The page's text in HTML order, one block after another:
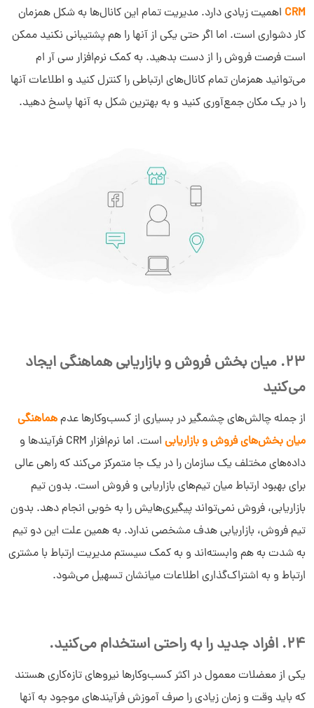
CRM اهمیت زیادی دارد. مدیریت تمام این کانال‌ها به شکل همزمان
کار دشواری است. اما اگر حتی یکی از آنها را هم پشتیبانی نکنید ممکن
است فرصت فروش را از دست بدهید. به کمک نرم‌افزار سی آر ام
می‌توانید همزمان تمام کانال‌های ارتباطی را کنترل کنید و اطلاعات آنها
را در یک مکان جمع‌آوری کنید و به بهترین شکل به آنها پاسخ دهید.
23. میان بخش فروش و بازاریابی هماهنگی ایجاد
می‌کنید
از جمله چالش‌های چشمگیر در بسیاری از کسب‌وکارها عدمهماهنگی
میان بخش‌های فروش و بازاریابی
است. اما نرم‌افزار CRM فرآیندها و
داده‌های مختلف یک سازمان را در یک جا متمرکز می‌کند که راهی عالی
برای بهبود ارتباط میان تیم‌های بازاریابی و فروش است. بدون تیم
بازاریابی، فروش نمی‌تواند پیگیری‌هایش را به خوبی انجام دهد. بدون
تیم فروش، بازاریابی هدف مشخصی ندارد. به همین علت این دو تیم
به شدت به هم وابسته‌اند و به کمک سیستم مدیریت ارتباط با مشتری
ارتباط و به اشتراک‌گذاری اطلاعات میانشان تسهیل می‌شود.
24. افراد جدید را به راحتی استخدام می‌کنید.
یکی از معضلات معمول در اکثر کسب‌وکارها نیروهای تازه‌کاری هستند
که باید وقت و زمان زیادی را صرف آموزش فرآیندهای موجود به آنها